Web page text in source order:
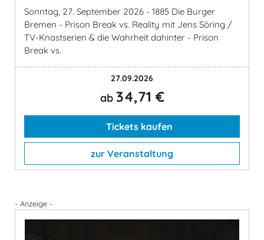
Sonntag, 27. September 2026 - 1885 Die Burger
Bremen - Prison Break vs. Reality mit Jens Söring /
TV-Knastserien & die Wahrheit dahinter - Prison
Break vs.
27.09.2026
ab 34,71 €
Tickets kaufen
zur Veranstaltung
- Anzeige -